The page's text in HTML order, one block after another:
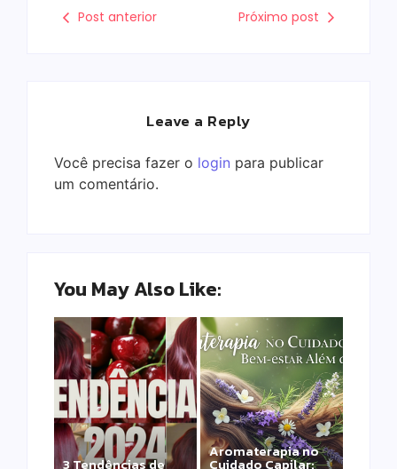
Post anterior Próximo post
Leave a Reply
Você precisa fazer o login para publicar
um comentário.
You May Also Like:
3 Tendências de
Aromaterapia no
Cuidado Capilar:
Detox Capilar: Por